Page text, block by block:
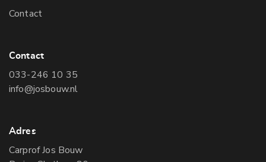
Contact
Contact
033-246 10 35
info@josbouw.nl
Adres
Carprof Jos Bouw